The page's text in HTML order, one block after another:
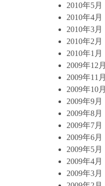
2010年5月
2010年4月
2010年3月
2010年2月
2010年1月
2009年12月
2009年11月
2009年10月
2009年9月
2009年8月
2009年7月
2009年6月
2009年5月
2009年4月
2009年3月